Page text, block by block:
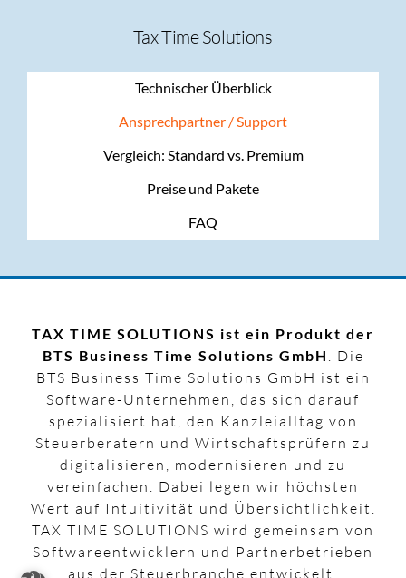
Tax Time Solutions
Technischer Überblick
Ansprechpartner / Support
Vergleich: Standard vs. Premium
Preise und Pakete
FAQ
TAX TIME SOLUTIONS ist ein Produkt der
BTS Business Time Solutions GmbH
. Die
BTS Business Time Solutions GmbH ist ein
Software-Unternehmen, das sich darauf
spezialisiert hat, den Kanzleialltag von
Steuerberatern und Wirtschaftsprüfern zu
digitalisieren, modernisieren und zu
vereinfachen. Dabei legen wir höchsten
Wert auf Intuitivität und Übersichtlichkeit.
TAX TIME SOLUTIONS wird gemeinsam von
Softwareentwicklern und Partnerbetrieben
aus der Steuerbranche entwickelt.